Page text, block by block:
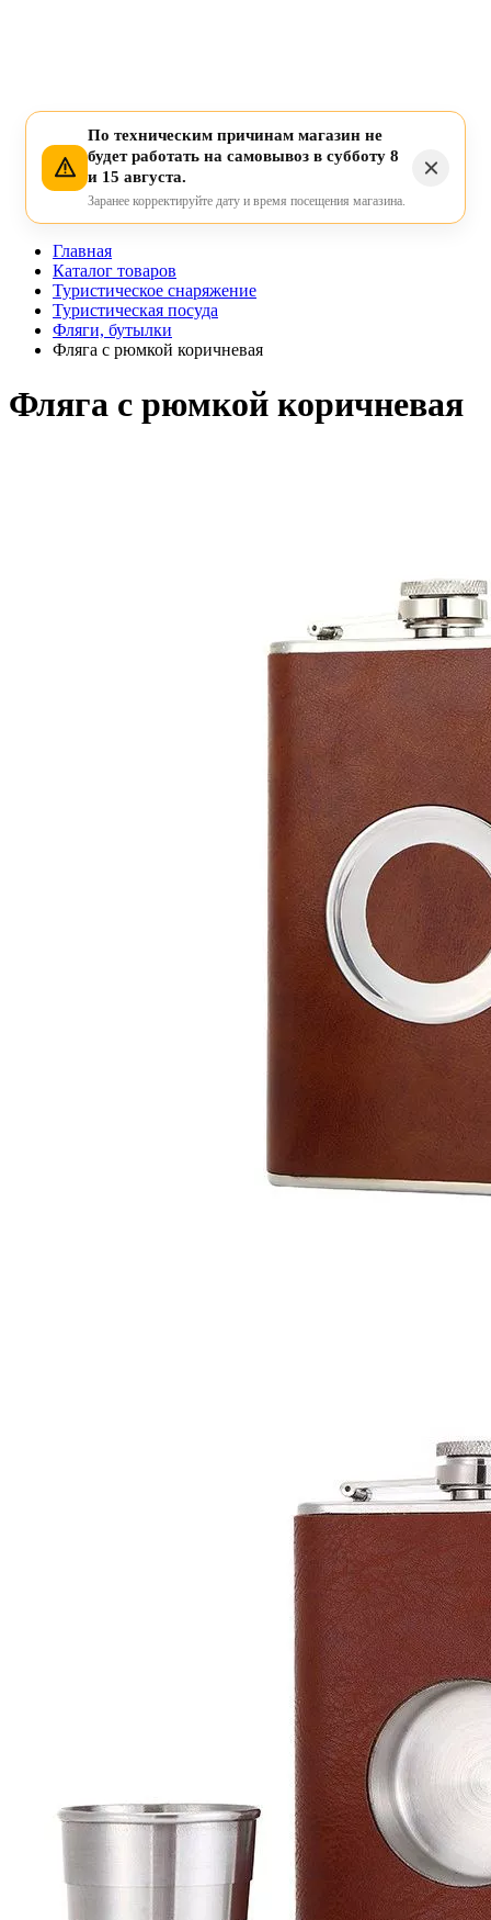
По техническим причинам магазин не
будет работать на самовывоз в субботу 8
и 15 августа.
Заранее корректируйте дату и время посещения магазина.
Главная
Каталог товаров
Туристическое снаряжение
Туристическая посуда
Фляги, бутылки
Фляга с рюмкой коричневая
Фляга с рюмкой коричневая